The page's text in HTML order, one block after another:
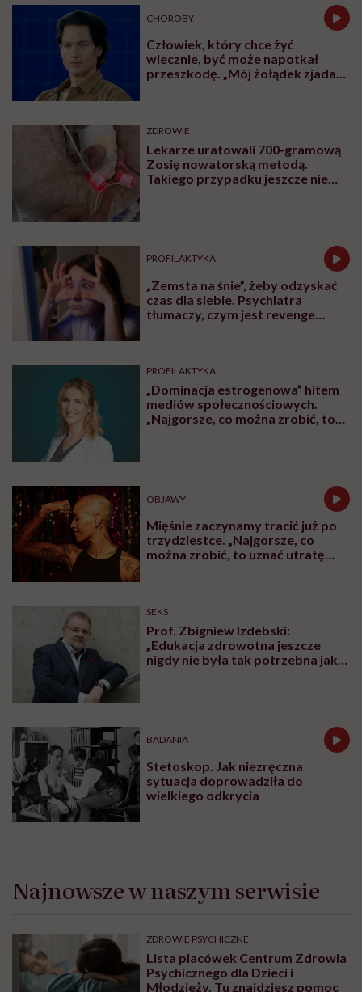
CHOROBY
Człowiek, który chce żyć
wiecznie, być może napotkał
przeszkodę. „Mój żołądek zjada
ZDROWIE
Lekarze uratowali 700-gramową
Zosię nowatorską metodą.
Takiego przypadku jeszcze nie
PROFILAKTYKA
„Zemsta na śnie”, żeby odzyskać
czas dla siebie. Psychiatra
tłumaczy, czym jest revenge
PROFILAKTYKA
„Dominacja estrogenowa” hitem
mediów społecznościowych.
„Najgorsze, co można zrobić, to
OBJAWY
Mięśnie zaczynamy tracić już po
trzydziestce. „Najgorsze, co
można zrobić, to uznać utratę
SEKS
Prof. Zbigniew Izdebski:
„Edukacja zdrowotna jeszcze
nigdy nie była tak potrzebna jak
BADANIA
Stetoskop. Jak niezręczna
sytuacja doprowadziła do
wielkiego odkrycia
Najnowsze w naszym serwisie
ZDROWIE PSYCHICZNE
Lista placówek Centrum Zdrowia
Psychicznego dla Dzieci i
Młodzieży. Tu znajdziesz pomoc